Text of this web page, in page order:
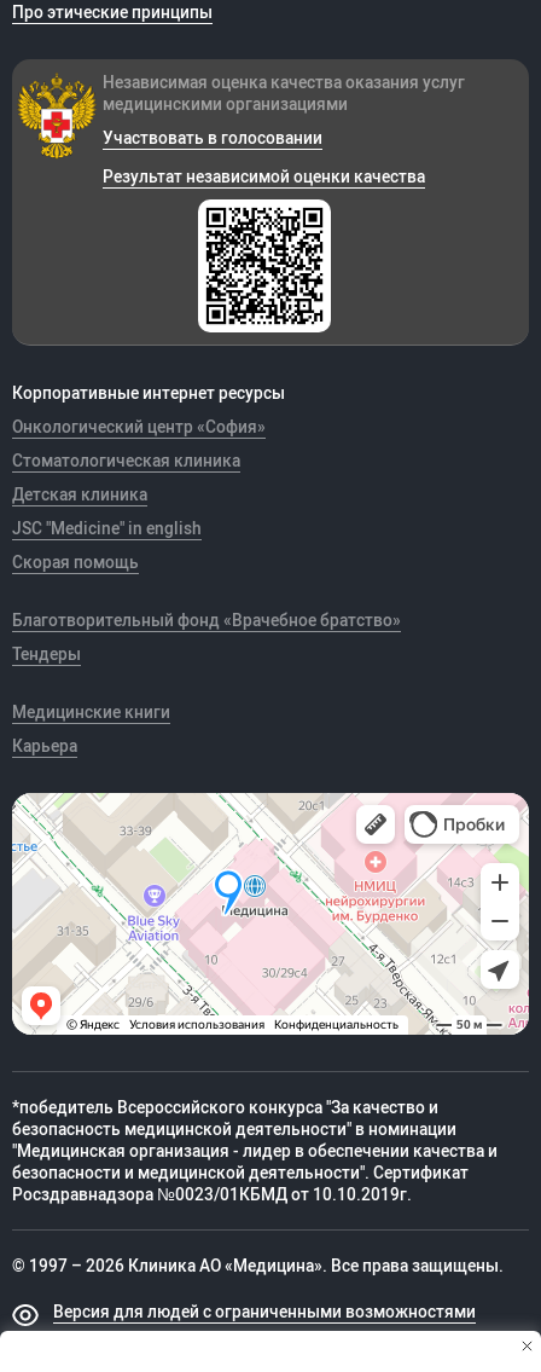
Про этические принципы
Корпоративные интернет ресурсы
Онкологический центр «София»
Стоматологическая клиника
Детская клиника
JSC "Medicine" in english
Скорая помощь
Благотворительный фонд «Врачебное братство»
Тендеры
Медицинские книги
Карьера
Независимая оценка качества оказания услуг
медицинскими организациями
Участвовать в голосовании
Результат независимой оценки качества
*победитель Всероссийского конкурса "За качество и
безопасность медицинской деятельности" в номинации
"Медицинская организация - лидер в обеспечении качества и
безопасности и медицинской деятельности". Сертификат
Росздравнадзора №0023/01КБМД от 10.10.2019г.
© 1997 – 2026 Клиника АО «Медицина». Все права защищены.
Версия для людей с ограниченными возможностями